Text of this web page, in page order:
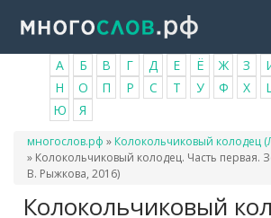
основному
содержанию
А Б В Г Д Е Ё Ж З
Н
О П Р С Т У Ф Х
Ю
Я
Вы
здесь
многослов.рф » Колокольчиковый колодец
» Колокольчиковый колодец. Часть первая.
В. Рыжкова, 2016)
Колокольчиковый